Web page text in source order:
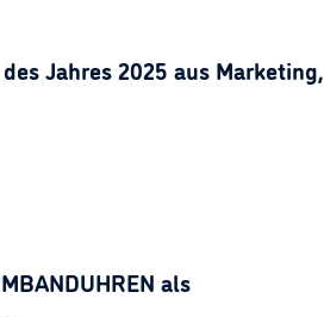
Jahres 2025 aus Marketing,
als